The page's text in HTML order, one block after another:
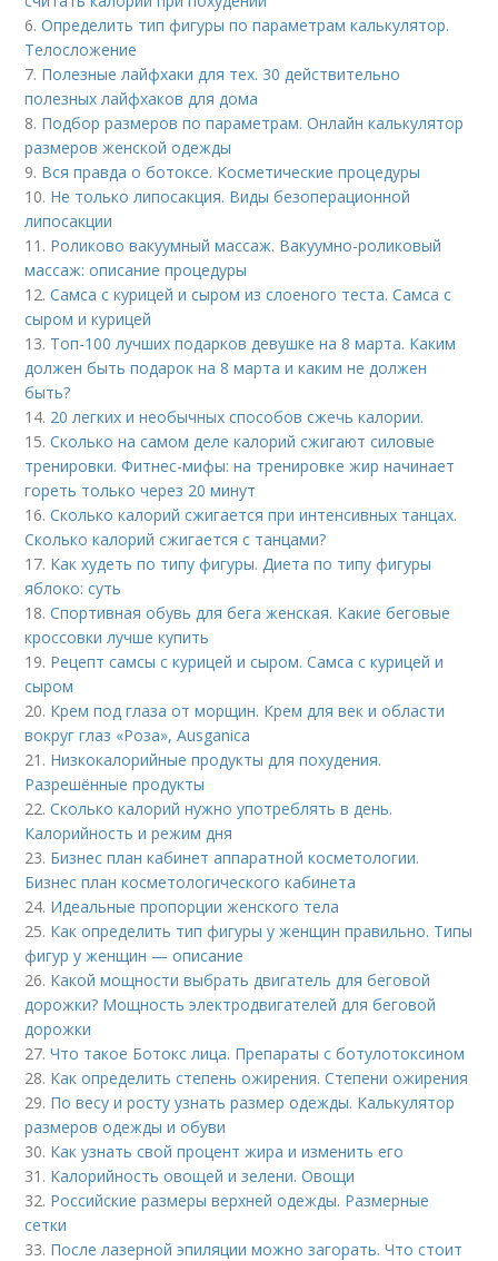
6.Определить тип фигуры по параметрам калькулятор.
Телосложение
7. Полезные лайфхаки для тех. 30 действительно
полезных лайфхаков для дома
8. Подбор размеров по параметрам. Онлайн калькулятор
размеров женской одежды
9. Вся правда о ботоксе. Косметические процедуры
10. Не только липосакция. Виды безоперационной
липосакции
11. Роликово вакуумный массаж. Вакуумно-роликовый
массаж: описание процедуры
12.Самса с курицей и сыром из слоеного теста. Самса с
сыром и курицей
13. Топ-100 лучших подарков девушке на 8 марта. Каким
должен быть подарок на 8 марта и каким не должен
быть?
14. 20 легких и необычных способов сжечь калории.
15.Сколько на самом деле калорий сжигают силовые
тренировки. Фитнес-мифы: на тренировке жир начинает
гореть только через 20 минут
16.Сколько калорий сжигается при интенсивных танцах.
Сколько калорий сжигается с танцами?
17. Как худеть по типу фигуры. Диета по типу фигуры
яблоко: суть
18.Спортивная обувь для бега женская. Какие беговые
кроссовки лучше купить
19. Рецепт самсы с курицей и сыром. Самса с курицей и
сыром
20. Крем под глаза от морщин. Крем для век и области
вокруг глаз «Роза», Ausganica
21. Низкокалорийные продукты для похудения.
Разрешённые продукты
22.Сколько калорий нужно употреблять в день.
Калорийность и режим дня
23. Бизнес план кабинет аппаратной косметологии.
Бизнес план косметологического кабинета
24. Идеальные пропорции женского тела
25. Как определить тип фигуры у женщин правильно. Типы
фигур у женщин — описание
26. Какой мощности выбрать двигатель для беговой
дорожки? Мощность электродвигателей для беговой
дорожки
27.Что такое Ботокс лица. Препараты с ботулотоксином
28. Как определить степень ожирения. Степени ожирения
29. По весу и росту узнать размер одежды. Калькулятор
размеров одежды и обуви
30. Как узнать свой процент жира и изменить его
31. Калорийность овощей и зелени. Овощи
32. Российские размеры верхней одежды. Размерные
сетки
33. После лазерной эпиляции можно загорать. Что стоит